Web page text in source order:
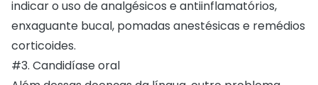
indicar o uso de analgésicos e antiinflamatórios,
enxaguante bucal, pomadas anestésicas e remédios
corticoides.
#3. Candidíase oral